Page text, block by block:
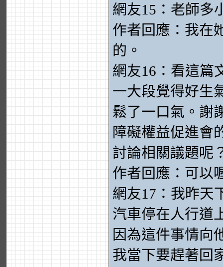
網友15：老師多
作者回應：我在
的。
網友16：看這篇
一大段覺得好生
鬆了一口氣。謝
障礙權益促進會
討論相關議題呢
作者回應：可以
網友17：我昨天
汽車停在人行道
因為這件事情向
我當下要趕著回